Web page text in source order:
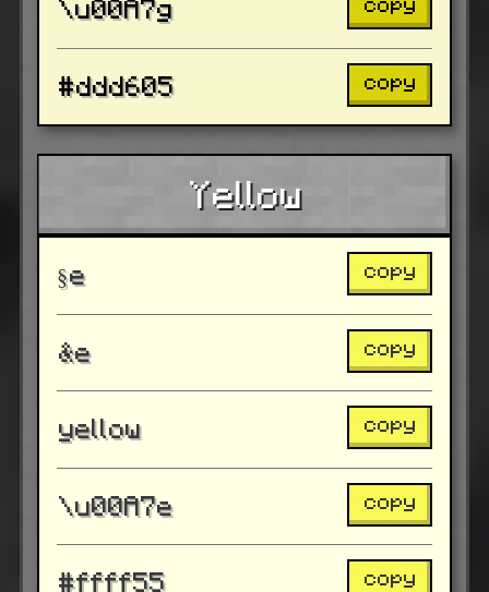
\u00A7g
#ddd605 copy
Yellow
§e copy
&e copy
yellow copy
\u00A7e copy
#ffff55 copy